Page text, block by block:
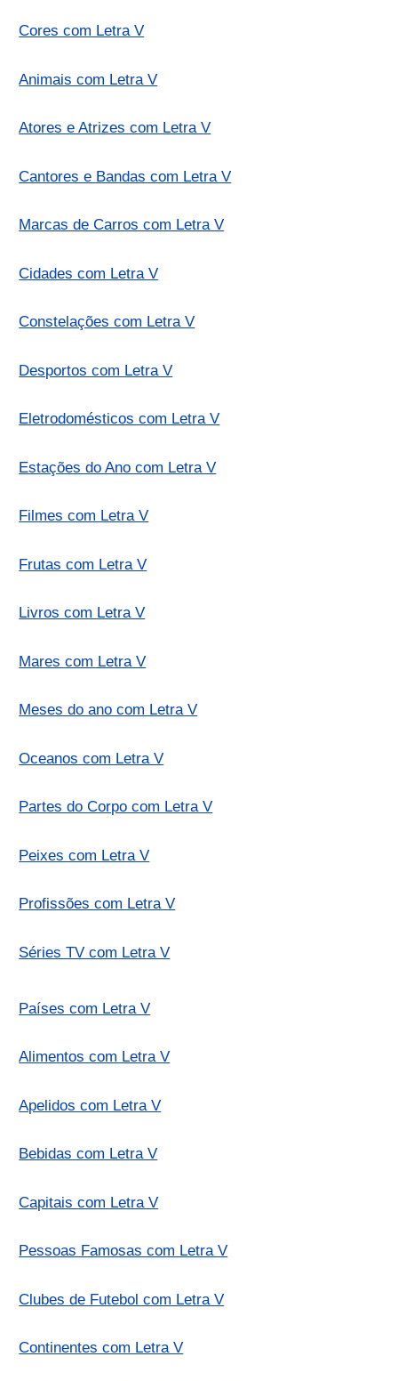
Cores com Letra V
Animais com Letra V
Atores e Atrizes com Letra V
Cantores e Bandas com Letra V
Marcas de Carros com Letra V
Cidades com Letra V
Constelações com Letra V
Desportos com Letra V
Eletrodomésticos com Letra V
Estações do Ano com Letra V
Filmes com Letra V
Frutas com Letra V
Livros com Letra V
Mares com Letra V
Meses do ano com Letra V
Oceanos com Letra V
Partes do Corpo com Letra V
Peixes com Letra V
Profissões com Letra V
Séries TV com Letra V
Países com Letra V
Alimentos com Letra V
Apelidos com Letra V
Bebidas com Letra V
Capitais com Letra V
Pessoas Famosas com Letra V
Clubes de Futebol com Letra V
Continentes com Letra V